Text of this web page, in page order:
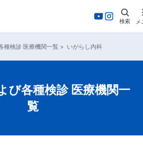
検索 メ
種検診 医療機関一覧 > いがらし内科
び各種検診 医療機関一
覧